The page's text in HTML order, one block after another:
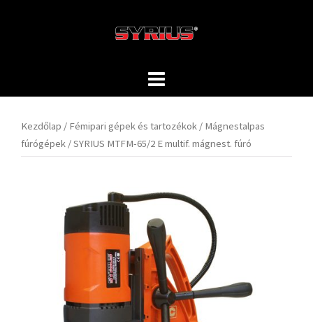
Kezdőlap / Fémipari gépek és tartozékok / Mágnestalpas
fúrógépek / SYRIUS MTFM-65/2 E multif. mágnest. fúró